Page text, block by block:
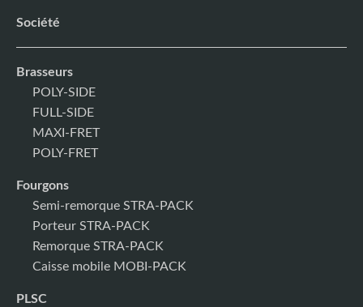
Société
Brasseurs
POLY-SIDE
FULL-SIDE
MAXI-FRET
POLY-FRET
Fourgons
Semi-remorque STRA-PACK
Porteur STRA-PACK
Remorque STRA-PACK
Caisse mobile MOBI-PACK
PLSC